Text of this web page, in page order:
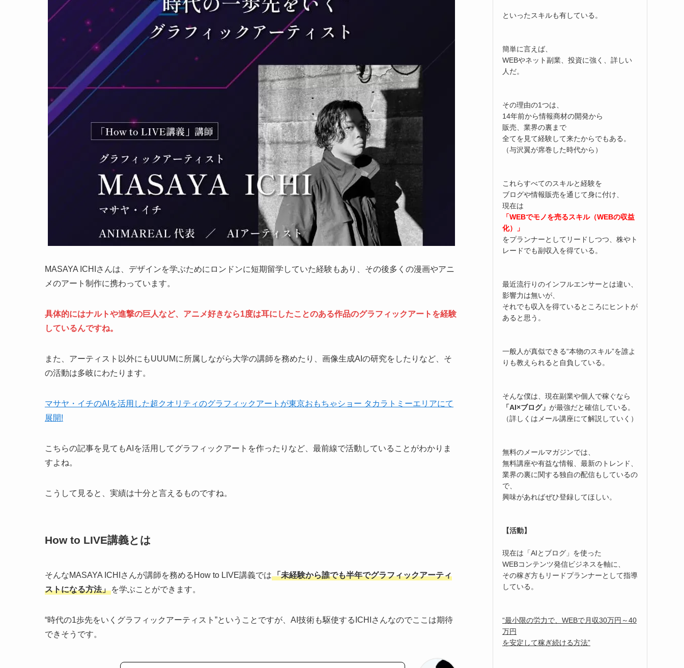
MASAYA ICHIさんは、デザインを学ぶためにロンドンに短期留学していた経験もあり、その後多くの漫画やアニ
メのアート制作に携わっています。
具体的にはナルトや進撃の巨人など、アニメ好きなら1度は耳にしたことのある作品のグラフィックアートを経験
しているんですね。
また、アーティスト以外にもUUUMに所属しながら大学の講師を務めたり、画像生成AIの研究をしたりなど、そ
の活動は多岐にわたります。
マサヤ・イチのAIを活用した超クオリティのグラフィックアートが東京おもちゃショー タカラトミーエリアにて
展開!
こちらの記事を見てもAIを活用してグラフィックアートを作ったりなど、最前線で活動していることがわかりま
すよね。
こうして見ると、実績は十分と言えるものですね。
How to LIVE講義とは
そんなMASAYA ICHIさんが講師を務めるHow to LIVE講義では「未経験から誰でも半年でグラフィックアーティ
ストになる方法」 を学ぶことができます。
“時代の1歩先をいくグラフィックアーティスト”ということですが、AI技術も駆使するICHIさんなのでここは期待
できそうです。
といったスキルも有している。
簡単に言えば、
WEBやネット副業、投資に強く、詳しい
人だ。
その理由の1つは、
14年前から情報商材の開発から
販売、業界の裏まで
全てを見て経験して来たからでもある。
（与沢翼が席巻した時代から）
これらすべてのスキルと経験を
ブログや情報販売を通じて身に付け、
現在は
「WEBでモノを売るスキル（WEBの収益
化）」
をプランナーとしてリードしつつ、株やト
レードでも副収入を得ている。
最近流行りのインフルエンサーとは違い、
影響力は無いが、
それでも収入を得ているところにヒントが
あると思う。
一般人が真似できる“本物のスキル”を誰よ
りも教えられると自負している。
そんな僕は、現在副業や個人で稼ぐなら
「AI×ブログ」 が最強だと確信している。
（詳しくはメール講座にて解説していく）
無料のメールマガジンでは、
無料講座や有益な情報、最新のトレンド、
業界の裏に関する独自の配信もしているの
で、
興味があればぜひ登録してほしい。
【活動】
現在は「AIとブログ」を使った
WEBコンテンツ発信ビジネスを軸に、
その稼ぎ方もリードプランナーとして指導
している。
“最小限の労力で、WEBで月収30万円～40
万円
を安定して稼ぎ続ける方法”